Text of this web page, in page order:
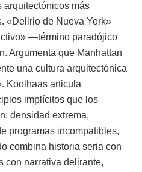
arquitectónicos más
«Delirio de Nueva York»
—término paradójico
Argumenta que Manhattan
una cultura arquitectónica
Koolhaas articula
implícitos que los
densidad extrema,
programas incompatibles,
combina historia seria con
con narrativa delirante,